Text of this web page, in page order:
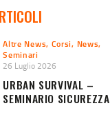
Altre News, Corsi, News,
Seminari
26 Luglio 2026
URBAN SURVIVAL –
SEMINARIO SICUREZZA